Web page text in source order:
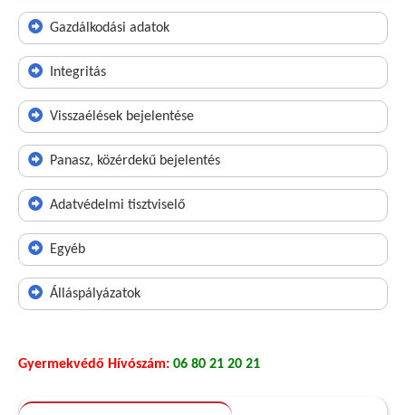
Gazdálkodási adatok
Integritás
Visszaélések bejelentése
Panasz, közérdekű bejelentés
Adatvédelmi tisztviselő
Egyéb
Álláspályázatok
Gyermekvédő Hívószám: 06 80 21 20 21